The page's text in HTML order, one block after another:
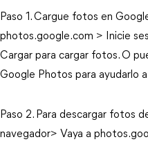
Paso 1. Cargue fotos en
photos.google.com > Inicie
Cargar para cargar fotos. O
Google Photos para ayudarlo
Paso 2. Para descargar fotos
navegador> Vaya a